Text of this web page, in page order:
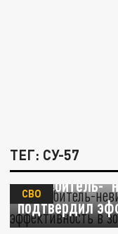
ТЕГ: СУ-57
Истребитель-
подтвердил
СВО